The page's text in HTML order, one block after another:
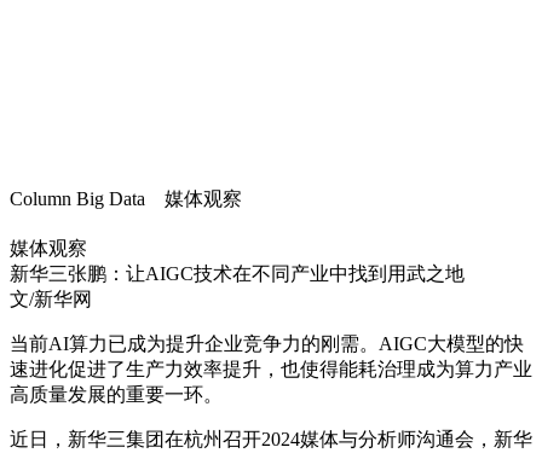
Column Big Data 媒体观察
媒体观察
新华三张鹏：让AIGC技术在不同产业中找到用武之地
文/新华网
当前AI算力已成为提升企业竞争力的刚需。AIGC大模型的快
速进化促进了生产力效率提升，也使得能耗治理成为算力产业
高质量发展的重要一环。
近日，新华三集团在杭州召开2024媒体与分析师沟通会，新华